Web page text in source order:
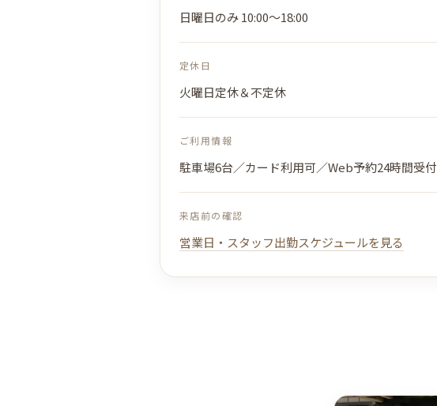
日曜日のみ 10:00～18:00
定休日
火曜日定休＆不定休
ご利用情報
駐車場6台／カード利用可／Web予約24時間受付
来店前の確認
営業日・スタッフ出勤スケジュールを見る